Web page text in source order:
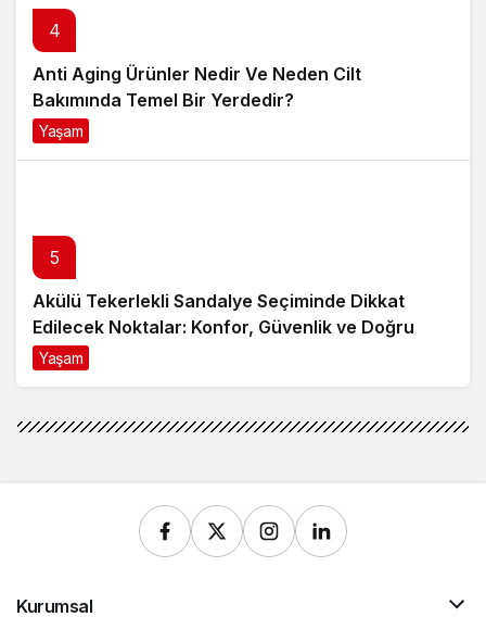
4
Anti Aging Ürünler Nedir Ve Neden Cilt
Bakımında Temel Bir Yerdedir?
Yaşam
5
Akülü Tekerlekli Sandalye Seçiminde Dikkat
Edilecek Noktalar: Konfor, Güvenlik ve Doğru
Model Tercihi
Yaşam
Kurumsal